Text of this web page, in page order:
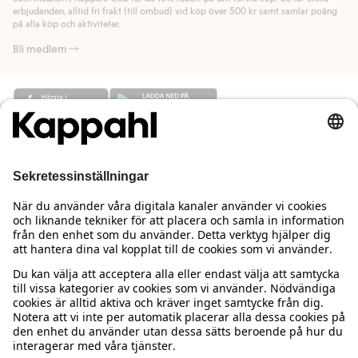
Läs mer
erbjudanden, alltid fri frakt (till ombud) vid köp över 500 kr samt samlar poäng
på alla köp och aktiviteter.
Bli medlem
Behöver du hjälp?
Kundservice
Vanliga frågor
Beställning & retur
Kontakta oss
Kappahl Club
Logga in
Kappahl Club
Medlemsvillkor
Om oss
Om Kappahl Group
Villkor & policy